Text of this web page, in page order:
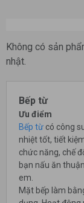
Không có sản
nhật.
Bếp từ
Ưu điểm
Bếp từ có công
nhiệt tốt, tiết
chức năng, chế
bạn nấu ăn
em.
Mặt bếp làm